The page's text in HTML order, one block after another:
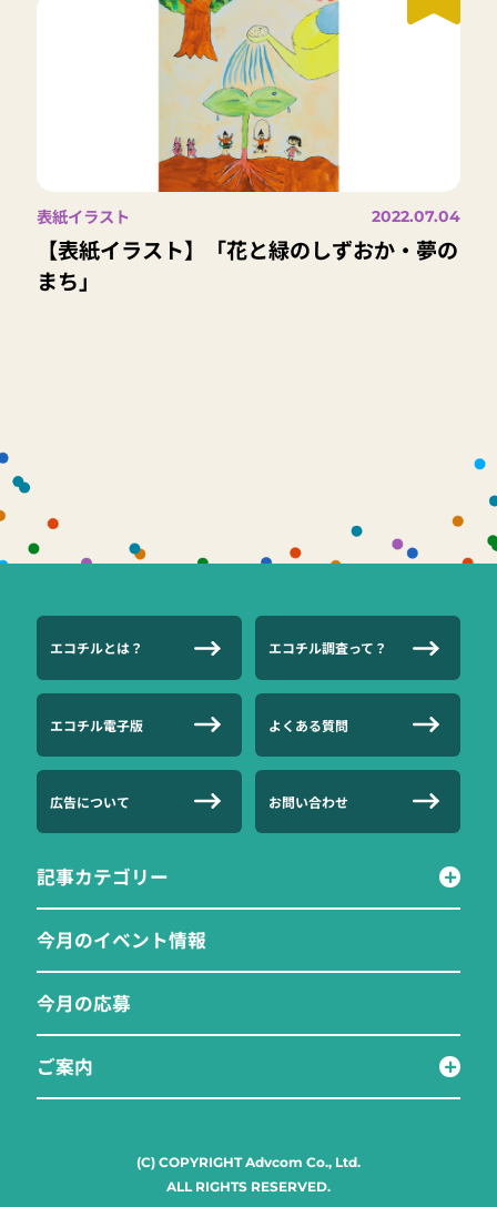
表紙イラスト 2022.07.04
【表紙イラスト】「花と緑のしずおか・夢の
まち」
エコチルとは？ エコチル調査って？
エコチル電子版 よくある質問
広告について お問い合わせ
記事カテゴリー
今月のイベント情報
今月の応募
ご案内
(C) COPYRIGHT Advcom Co., Ltd.
ALL RIGHTS RESERVED.